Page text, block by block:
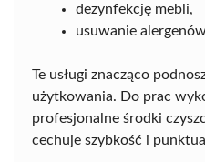
dezynfekcję mebli,
usuwanie
Te usługi znacząco
użytkowania. Do prac
profesjonalne środki
cechuje szybkość i